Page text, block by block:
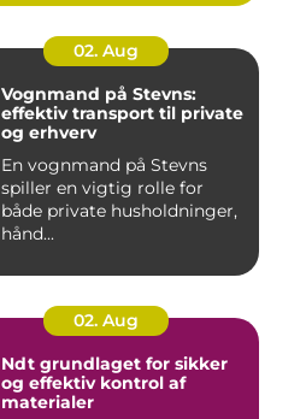
02. Aug
Vognmand på Stevns:
effektiv transport til private
og erhverv
En vognmand på Stevns
spiller en vigtig rolle for
både private husholdninger,
hånd...
02. Aug
Ndt grundlaget for sikker
og effektiv kontrol af
materialer